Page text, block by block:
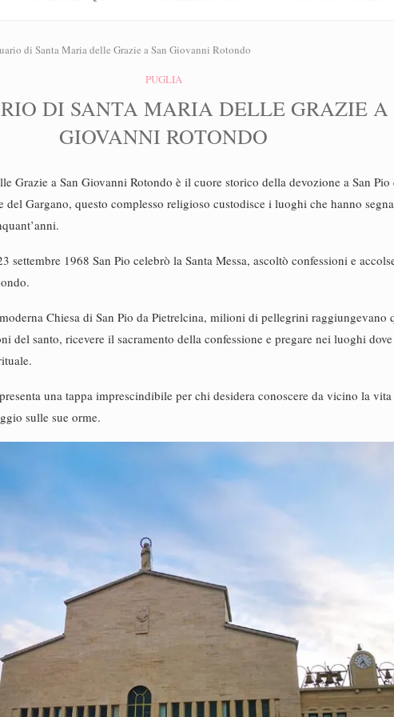
di Santa Maria delle Grazie a San Giovanni Rotondo
PUGLIA
DI SANTA MARIA DELLE GRAZIE A
GIOVANNI ROTONDO
Grazie a San Giovanni Rotondo è il cuore storico della devozione a San Pio
del Gargano, questo complesso religioso custodisce i luoghi che hanno
settembre 1968 San Pio celebrò la Santa Messa, ascoltò confessioni e
Chiesa di San Pio da Pietrelcina, milioni di pellegrini raggiungevano
del santo, ricevere il sacramento della confessione e pregare nei luoghi
una tappa imprescindibile per chi desidera conoscere da vicino la
sulle sue orme.